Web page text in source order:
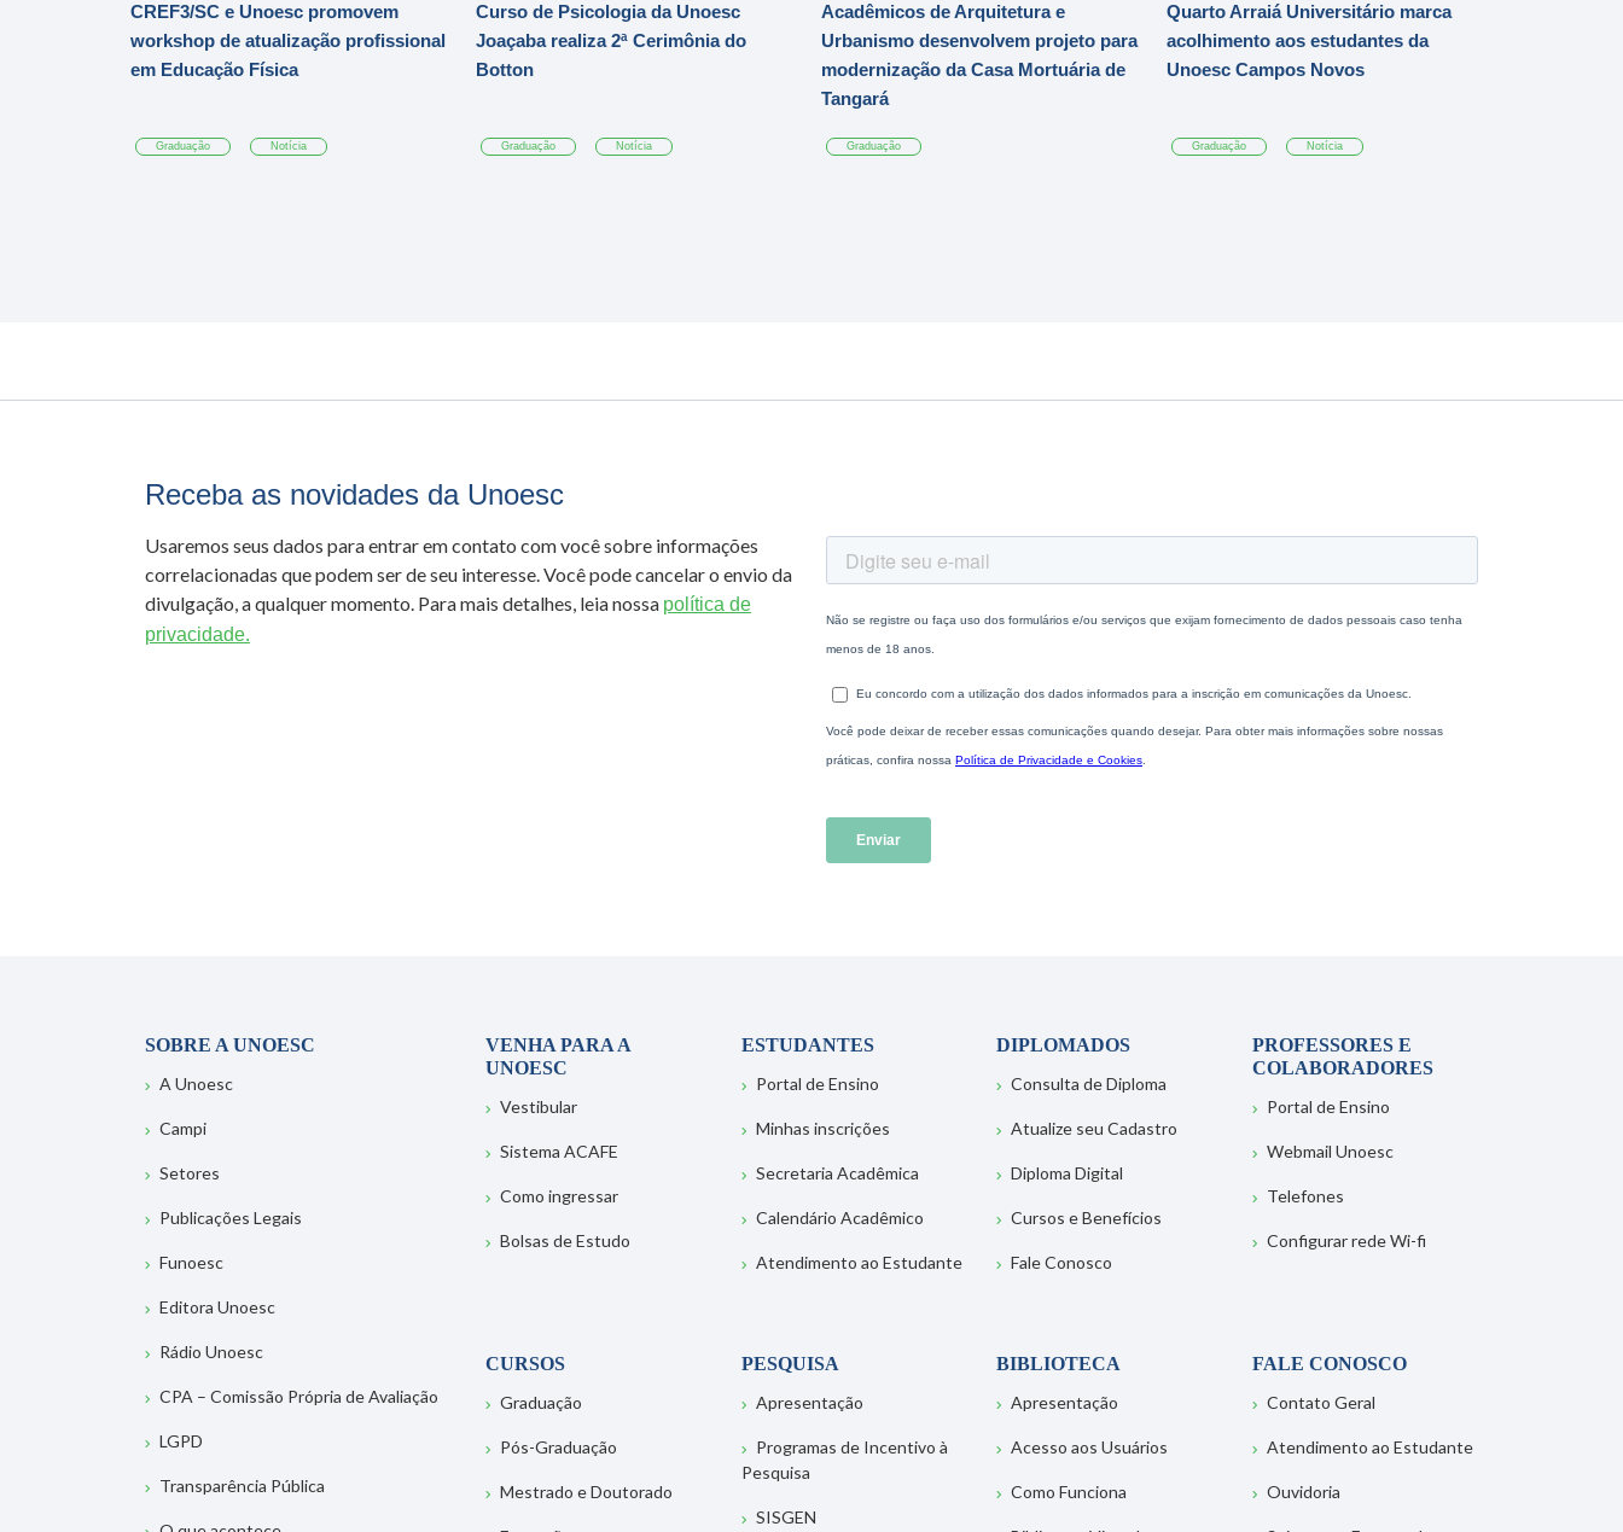
CREF3/SC e Unoesc promovem
workshop de atualização profissional
em Educação Física
Graduação Notícia
Curso de Psicologia da Unoesc
Joaçaba realiza 2ª Cerimônia do
Botton
Graduação Notícia
Acadêmicos de Arquitetura e
Urbanismo desenvolvem projeto para
modernização da Casa Mortuária de
Tangará
Graduação
Quarto Arraiá Universitário marca
acolhimento aos estudantes da
Unoesc Campos Novos
Graduação Notícia
Receba as novidades da Unoesc
Usaremos seus dados para entrar em contato com você sobre informações
correlacionadas que podem ser de seu interesse. Você pode cancelar o envio da
divulgação, a qualquer momento. Para mais detalhes, leia nossa política de
privacidade.
SOBRE A UNOESC
A Unoesc
Campi
Setores
Publicações Legais
Funoesc
Editora Unoesc
Rádio Unoesc
CPA – Comissão Própria de Avaliação
LGPD
Transparência Pública
VENHA PARA A
UNOESC
Vestibular
Sistema ACAFE
Como ingressar
Bolsas de Estudo
ESTUDANTES
Portal de Ensino
Minhas inscrições
Secretaria Acadêmica
Calendário Acadêmico
Atendimento ao Estudante
DIPLOMADOS
Consulta de Diploma
Atualize seu Cadastro
Diploma Digital
Cursos e Benefícios
Fale Conosco
PROFESSORES E
COLABORADORES
Portal de Ensino
Webmail Unoesc
Telefones
Configurar rede Wi-fi
CURSOS
Graduação
Pós-Graduação
Mestrado e Doutorado
PESQUISA
Apresentação
Programas de Incentivo à
Pesquisa
SISGEN
BIBLIOTECA
Apresentação
Acesso aos Usuários
Como Funciona
FALE CONOSCO
Contato Geral
Atendimento ao Estudante
Ouvidoria